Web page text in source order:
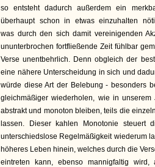
so entsteht dadurch außerdem ein
überhaupt schon in etwas einzuhalten
was durch den sich damit vereinigenden
ununterbrochen fortfließende Zeit fühlbar
Verse unentbehrlich. Denn obgleich der
eine nähere Unterscheidung in sich und
würde diese Art der Belebung - besonders
gleichmäßiger wiederholen, wie in
abstrakt und monoton bleiben, teils die
lassen. Dieser kahlen Monotonie
unterschiedslose Regelmäßigkeit wiederum
höheres Leben hinein, welches durch die
eintreten kann, ebenso mannigfaltig